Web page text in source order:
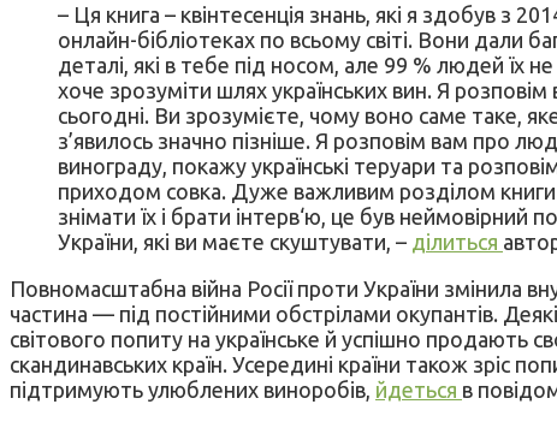
– Ця книга – квінтесенція знань, які я здобув з
онлайн-бібліотеках по всьому світі. Вони дали
деталі, які в тебе під носом, але 99 % людей їх
хоче зрозуміти шлях українських вин. Я
сьогодні. Ви зрозумієте, чому воно саме таке,
з’явилось значно пізніше. Я розповім вам про
винограду, покажу українські теруари та
приходом совка. Дуже важливим розділом книги
знімати їх і брати інтерв‘ю, це був неймовірний
України, які ви маєте скуштувати, – ділиться
Повномасштабна війна Росії проти України змінила
частина — під постійними обстрілами окупантів.
світового попиту на українське й успішно продають
скандинавських країн. Усередині країни також зріс
підтримують улюблених виноробів, йдеться в